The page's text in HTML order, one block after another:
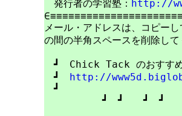
発行者の学習塾： http://
メール・アドレスは、コピー
の間の半角スペースを削除し
┛　Chick Tack のおすすめ
┛ http://
┛　　　　　　　　　　　　
┛　┛　　┛　┛　　┛　